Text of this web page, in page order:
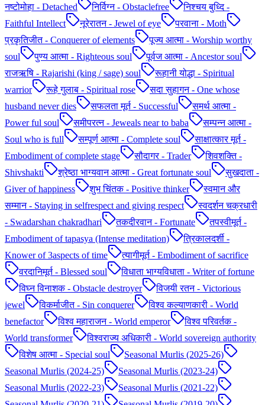
नष्टोमोहा - Detached
निर्विग्न - Obstaclefree
निश्चय बुध्दि -
Faithful Intellect
नूरेरातन - Jewel of eye
परवाना - Moth
प्रकृतिजीत - Conquerer of elements
पूज्य आत्मा - Worship worthy
soul
पुण्य आत्मा - Righteous soul
पूर्वज आत्मा - Ancestor soul
राजऋषि - Rajarishi (king / sage) soul
रूहानी योद्धा - Spiritual
warrior
रूहे गुलाब - Spiritual rose
सदा सुहागन - One whose
husband never dies
सफलता मूर्त - Successful
समर्थ आत्मा -
Power ful soul
समीपरत्न - Jeweals near to baba
सम्पन्न आत्मा -
Soul who is full
सम्पूर्ण आत्मा - Complete soul
साक्षात्कार मूर्त -
Embodiment of complete stage
सौदागर - Trader
शिवशक्ति -
Shivshakti
श्रेष्ठा भाग्यवान आत्मा - Great fortunate soul
सुखदाता -
Giver of happiness
शुभ चिंतक - Positive thinker
स्वमान और
सम्मान - Staying in selfrespect and giving respect
स्वदर्शन चक्रधारी
- Swadarshan chakradhari
तकदीरवान - Fortunate
तपस्वीमूर्त -
Embodiment of tapasya (Intense meditation)
त्रिकालदर्शी -
Knower of 3aspects of time
त्यागीमूर्त - Embodiment of sacrifice
वरदानिमूर्त - Blessed soul
विधाता भाग्यविधाता - Writer of fortune
विघ्न विनाशक - Obstacle destroyer
विजयी रतन - Victorious
jewel
विकर्माजीत - Sin conquerer
विश्व कल्याणकारी - World
benefactor
विश्व महाराजन - World emperor
विश्व परिवर्तक -
World transformer
विश्वराज्य अधिकारी - World sovereign authority
विशेष आत्मा - Special soul
Seasonal Murlis (2025-26)
Seasonal Murlis (2024-25)
Seasonal Murlis (2023-24)
Seasonal Murlis (2022-23)
Seasonal Murlis (2021-22)